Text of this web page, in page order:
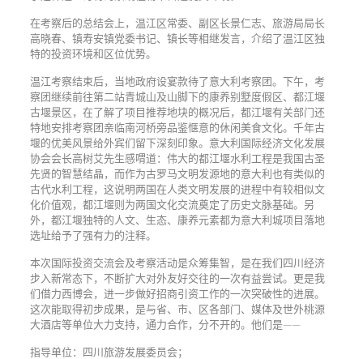
在考察后的总结会上，温江区常委、副区长景仁志、旅游局局长
高晓春、镇寿安镇党委书记、镇长等相继发言，介绍了温江区独
特的投资环境和区位优势。
温江考察结束后，当地政府设宴款待了意大利考察团。下午，考
察团继续前往第二站青城山及山脚下的康养别墅度假区、都江堰
古堰景区，在了解了项目推荐地块的概况后，都江堰有关部门还
特地安排考察团亲临南河桥旁品鉴惬意的休闲美食文化。千年古
堰的优美风景给外宾们留下深刻印象。意大利国际经济文化发展
协会会长高树艾先生感喟道：伟大的都江堰水利工程是我国古圣
先贤的智慧结晶，而作为古罗马文明发源地的意大利也有类似的
古代水利工程，这说明两国在人类文明发展的进程中有较相似文
化价值观，都江堰则为两国文化交流奠定了历史文脉基础。另
外，都江堰独特的人文、生态、康养元素都为意大利城项目落地
选址给予了强有力的注释。
本次国际投资交流会及考察活动是众筹集智，是在我们四川经济
步入新常态下，不断扩大对外友好交往的一次有益尝试。更是我
们借力西博会，进一步做好招商引资工作的一次突破性的进展。
这次能取得初步成果，是与省、市、区各部门、媒体及世外桃源
大酒店等单位大力支持，通力合作，分不开的。他们是——
指导单位：四川旅游发展委员会；